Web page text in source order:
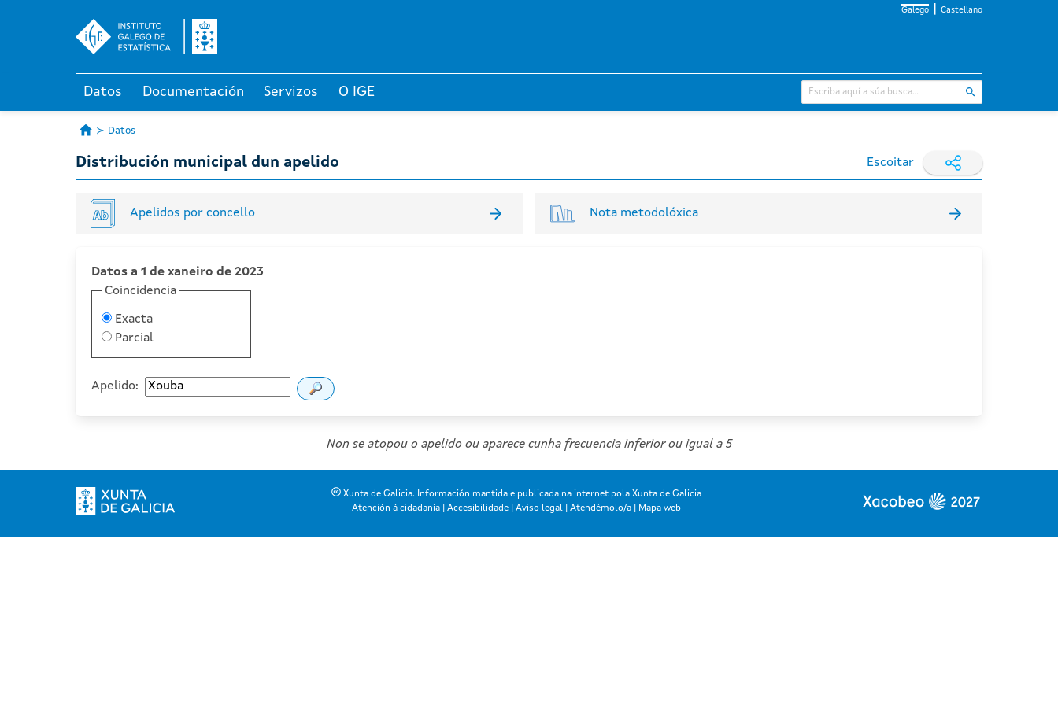
Galego Castellano
Datos Documentación Servizos O IGE
Datos
Distribución municipal dun apelido Escoitar
Apelidos por concello Nota metodolóxica
Datos a 1 de xaneiro de 2023
Coincidencia
Exacta
Parcial
Apelido:
Non se atopou o apelido ou aparece cunha frecuencia inferior ou igual a 5
Xunta de Galicia. Información mantida e publicada na internet pola Xunta de Galicia
Atención á cidadanía |Accesibilidade |Aviso legal |Atendémolo/a Mapa web